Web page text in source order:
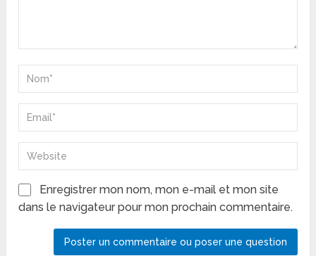
Enregistrer mon nom, mon e-mail et mon site
dans le navigateur pour mon prochain commentaire.